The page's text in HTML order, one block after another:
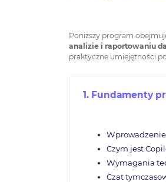
Poniższy program
analizie i raportowaniu
praktyczne umiejętności
1. Fundamenty
Czym jest
Wymagania
Czat